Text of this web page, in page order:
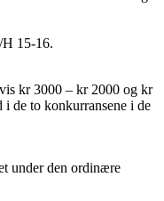
15-16.
kr 3000 – kr 2000 og kr
i de to konkurransene i de
under den ordinære